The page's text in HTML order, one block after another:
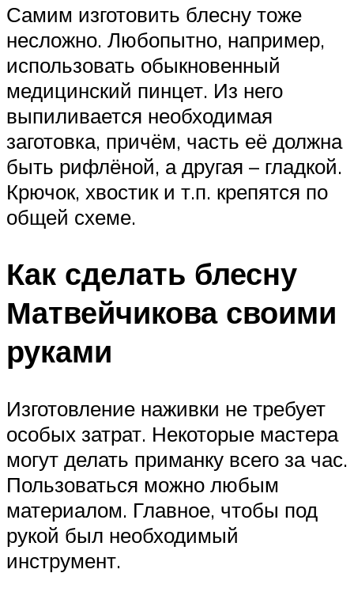
Самим изготовить блесну тоже
несложно. Любопытно, например,
использовать обыкновенный
медицинский пинцет. Из него
выпиливается необходимая
заготовка, причём, часть её должна
быть рифлёной, а другая – гладкой.
Крючок, хвостик и т.п. крепятся по
общей схеме.
Как сделать блесну
Матвейчикова своими
руками
Изготовление наживки не требует
особых затрат. Некоторые мастера
могут делать приманку всего за час.
Пользоваться можно любым
материалом. Главное, чтобы под
рукой был необходимый
инструмент.